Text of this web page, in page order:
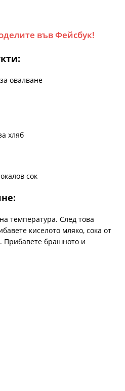
във Фейсбук!
овалване
хляб
сок
температура. След това
киселото мляко, сока от
Прибавете брашното и